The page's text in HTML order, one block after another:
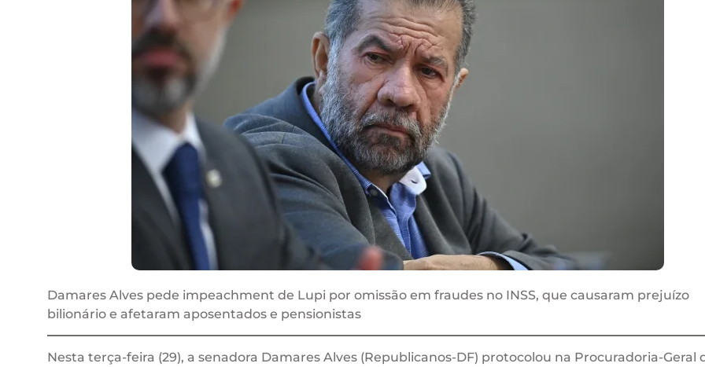
Damares Alves pede impeachment de Lupi por omissão em fraudes no INSS, que causaram prejuízo
bilionário e afetaram aposentados e pensionistas
Nesta terça-feira (29), a senadora Damares Alves (Republicanos-DF) protocolou na Procuradoria-Geral